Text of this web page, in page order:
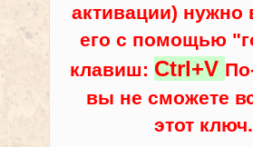
активации) нужно
его с помощью
клавиш: Ctrl+V
вы не сможете
этот ключ.